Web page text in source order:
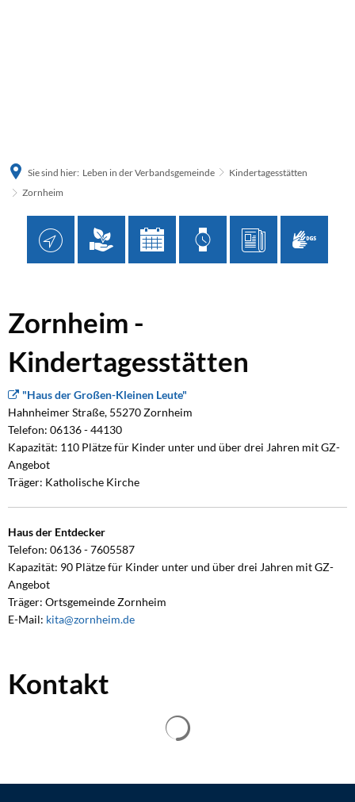
Sie sind hier: Leben in der Verbandsgemeinde
Kindertagesstätten
Zornheim
Zornheim
Zornheim -
Kindertagesstätten
"Haus der Großen-Kleinen Leute"
Hahnheimer Straße, 55270 Zornheim
Telefon: 06136 - 44130
Kapazität: 110 Plätze für Kinder unter und über drei Jahren mit GZ-
Angebot
Träger: Katholische Kirche
Haus der Entdecker
Telefon: 06136 - 7605587
Kapazität: 90 Plätze für Kinder unter und über drei Jahren mit GZ-
Angebot
Träger: Ortsgemeinde Zornheim
E-Mail: kita@zornheim.de
Kontakt